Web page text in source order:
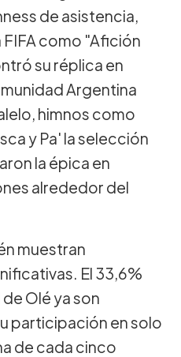
de asistencia,
como "Afición
su réplica en
Argentina
himnos como
y Pa' la selección
la épica en
alrededor del
muestran
El 33,6%
Olé ya son
participación en solo
de cada cinco